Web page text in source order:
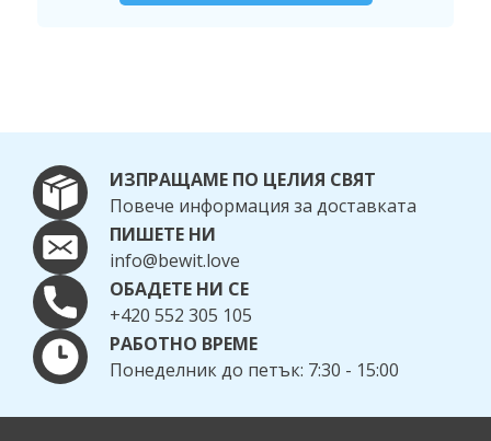
ИЗПРАЩАМЕ ПО ЦЕЛИЯ СВЯТ
Повече информация за доставката
ПИШЕТЕ НИ
info@bewit.love
ОБАДЕТЕ НИ СЕ
+420 552 305 105
РАБОТНО ВРЕМЕ
Понеделник до петък: 7:30 - 15:00